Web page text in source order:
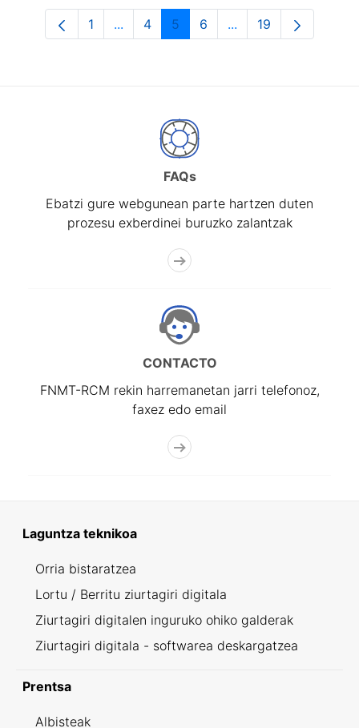
Orrialdea
1 ...Intermediate Pages Use TAB to
Orrialdea
4 Orrialdea
5 Orrialdea
6 ...Intermediate Pages
Orrialdea
19
FAQs
Ebatzi gure webgunean parte hartzen duten
prozesu exberdinei buruzko zalantzak
CONTACTO
FNMT-RCM rekin harremanetan jarri telefonoz,
faxez edo email
Laguntza teknikoa
Orria bistaratzea
Lortu / Berritu ziurtagiri digitala
Ziurtagiri digitalen inguruko ohiko galderak
Ziurtagiri digitala - softwarea deskargatzea
Prentsa
Albisteak